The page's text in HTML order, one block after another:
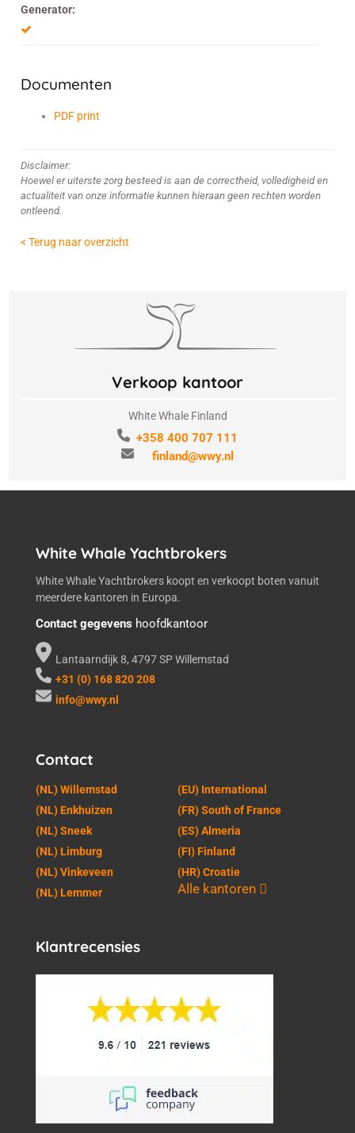
Generator:
Documenten
PDF print
Disclaimer:
Hoewel er uiterste zorg besteed is aan de correctheid, volledigheid en
actualiteit van onze informatie kunnen hieraan geen rechten worden
ontleend.
< Terug naar overzicht
Verkoop kantoor
White Whale Finland
+358 400 707 111
finland@wwy.nl
White Whale Yachtbrokers
White Whale Yachtbrokers koopt en verkoopt boten vanuit
meerdere kantoren in Europa.
Contact gegevens hoofdkantoor
Lantaarndijk 8, 4797 SP Willemstad
+31 (0) 168 820 208
info@wwy.nl
Contact
(NL) Willemstad
(NL) Enkhuizen
(NL) Sneek
(NL) Limburg
(NL) Vinkeveen
(NL) Lemmer
(EU) International
(FR) South of France
(ES) Almeria
(FI) Finland
(HR) Croatie
Alle kantoren
Klantrecensies